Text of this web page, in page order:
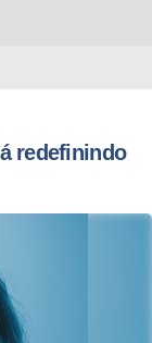
redefinindo